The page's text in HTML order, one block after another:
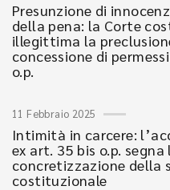
Presunzione di
della pena: la Corte
illegittima la
concessione di
o.p.
11 Febbraio 2025
Intimità in carcere:
ex art. 35 bis o.p.
concretizzazione della
costituzionale